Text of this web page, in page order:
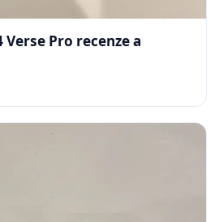
Pro recenze a